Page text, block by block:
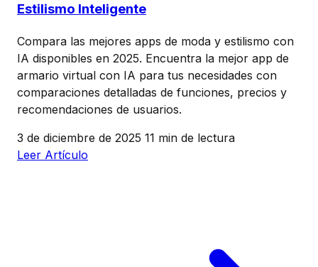
Estilismo Inteligente
Compara las mejores apps de moda y estilismo con
IA disponibles en 2025. Encuentra la mejor app de
armario virtual con IA para tus necesidades con
comparaciones detalladas de funciones, precios y
recomendaciones de usuarios.
3 de diciembre de 2025 11 min de lectura
Leer Artículo